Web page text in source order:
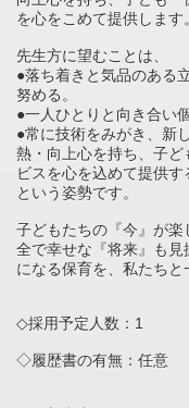
を心をこめて提供します。
先生方に望むことは、
●落ち着きと気品のある
努める。
●一人ひとりと向き合い
●常に技術をみがき、新
熱・向上心を持ち、子
ビスを心を込めて提供す
という姿勢です。
子どもたちの『今』が
全で幸せな『将来』も
になる保育を、私たちと
◇採用予定人数：1
◇履歴書の有無：任意